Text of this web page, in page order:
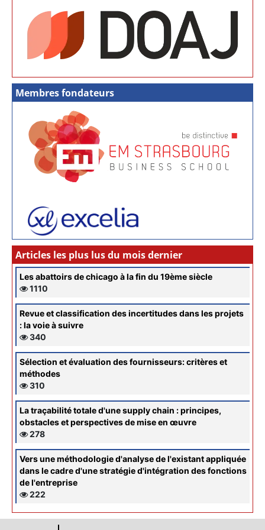
Membres fondateurs
Articles les plus lus du mois dernier
Les abattoirs de chicago à la fin du 19ème siècle
1110
Revue et classification des incertitudes dans les projets
: la voie à suivre
340
Sélection et évaluation des fournisseurs: critères et
méthodes
310
La traçabilité totale d'une supply chain : principes,
obstacles et perspectives de mise en œuvre
278
Vers une méthodologie d'analyse de l'existant appliquée
dans le cadre d'une stratégie d'intégration des fonctions
de l'entreprise
222